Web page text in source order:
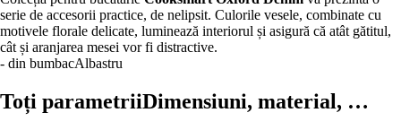
serie de accesorii practice, de nelipsit. Culorile vesele, combinate cu
motivele florale delicate, luminează interiorul și asigură că atât gătitul,
cât și aranjarea mesei vor fi distractive.
- din bumbacAlbastru
Toți parametriiDimensiuni, material, …